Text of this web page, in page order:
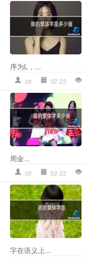
序为L，...
ldf 02-22
周金...
ldf 02-22
字在语义上...